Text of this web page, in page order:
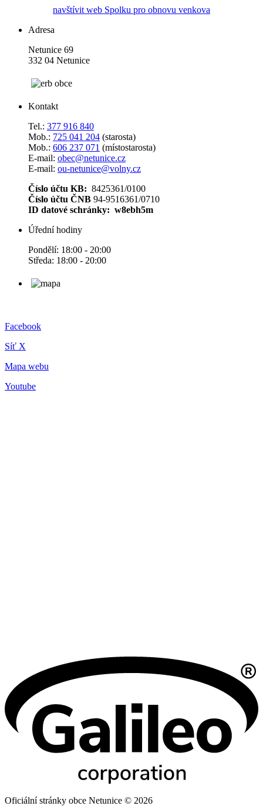
navštívit web Spolku pro obnovu venkova
Adresa
Netunice 69
332 04 Netunice
Kontakt
Tel.: 377 916 840
Mob.: 725 041 204 (starosta)
Mob.: 606 237 071 (místostarosta)
E-mail: obec@netunice.cz
E-mail: ou-netunice@volny.cz
Číslo účtu KB: 8425361/0100
Číslo účtu ČNB 94-9516361/0710
ID datové schránky: w8ebh5m
Úřední hodiny
Pondělí: 18:00 - 20:00
Středa: 18:00 - 20:00
Facebook
Síť X
Mapa webu
Youtube
Oficiální stránky obce Netunice © 2026